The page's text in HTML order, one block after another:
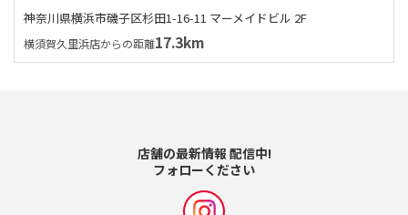
神奈川県横浜市磯子区杉田1-16-11 マーメイドビル 2F
横須賀久里浜店からの距離17.3km
店舗の最新情報 配信中!
フォローください